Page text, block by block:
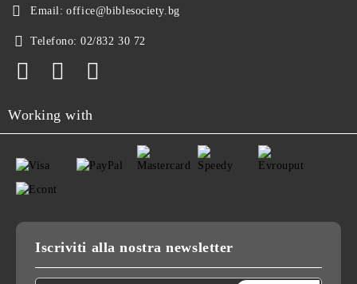
Email: office@biblesociety.bg
Telefono: 02/832 30 72
Working with
Iscriviti alla nostra newsletter